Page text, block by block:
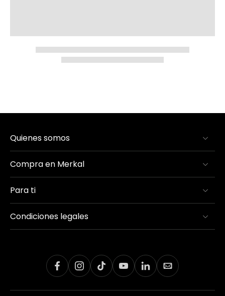
Quienes somos
Compra en Merkal
Para ti
Condiciones legales